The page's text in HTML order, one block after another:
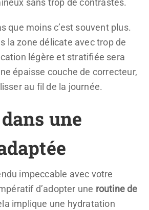
sans trop de contrastes.
que moins c’est souvent plus.
la zone délicate avec trop de
légère et stratifiée sera
épaisse couche de correcteur,
au fil de la journée.
une
impeccable avec votre
d’adopter une routine de
implique une hydratation